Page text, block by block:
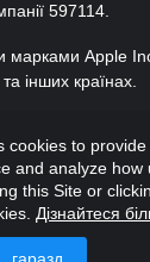
597114.
марками Apple
інших країнах.
cookies to
and analyze how
this Site or
Дізнайтеся